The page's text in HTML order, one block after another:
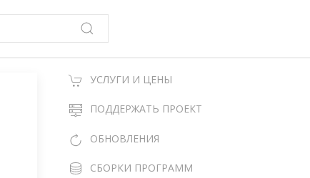
УСЛУГИ И ЦЕНЫ
ПОДДЕРЖАТЬ ПРОЕКТ
ОБНОВЛЕНИЯ
СБОРКИ ПРОГРАММ